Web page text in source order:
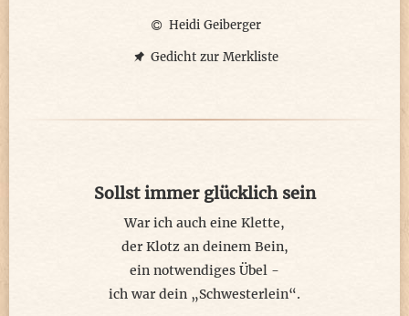
Wie ich eben in mich geh’,
gäb’s ein ‚Wunscherfüllungs-Zeichen’.
, ; . : - # ‚ + * ~ ! „ ? ´` = }
§ $ % & ° ^ \ © € £ ® ∞
ob Komma, Punkt, ob Bindestrich,
Heidi Geiberger
Gedicht zur Merkliste
Sollst immer glücklich sein
War ich auch eine Klette,
der Klotz an deinem Bein,
ein notwendiges Übel -
ich war dein „Schwesterlein“.